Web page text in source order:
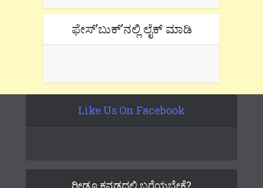
ಫೇಸ್’ಬುಕ್’ನಲ್ಲಿ ಲೈಕ್ ಮಾಡಿ
Like Us On Facebook
ರೀಡೂ ಕನ್ನಡದಲ್ಲಿ ಬರೆಯಬೇಕೆ?